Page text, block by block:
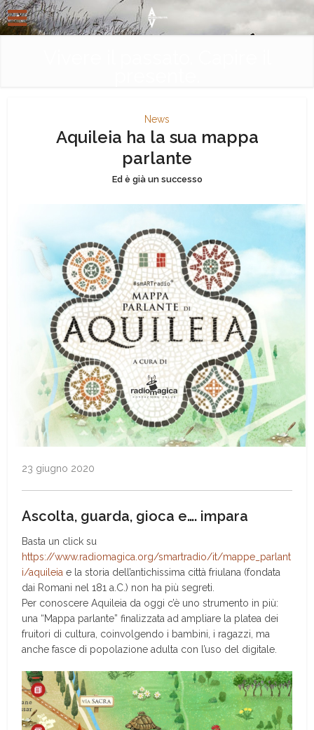
News
Aquileia ha la sua mappa
parlante
Ed è già un successo
23 giugno 2020
Ascolta, guarda, gioca e…. impara
Basta un click su
https://www.radiomagica.org/smartradio/it/mappe_parlant
i/aquileiae la storia dell’antichissima città friulana (fondata
dai Romani nel 181 a.C.) non ha più segreti.
Per conoscere Aquileia da oggi c’è uno strumento in più:
una “Mappa parlante” finalizzata ad ampliare la platea dei
fruitori di cultura, coinvolgendo i bambini, i ragazzi, ma
anche fasce di popolazione adulta con l’uso del digitale.